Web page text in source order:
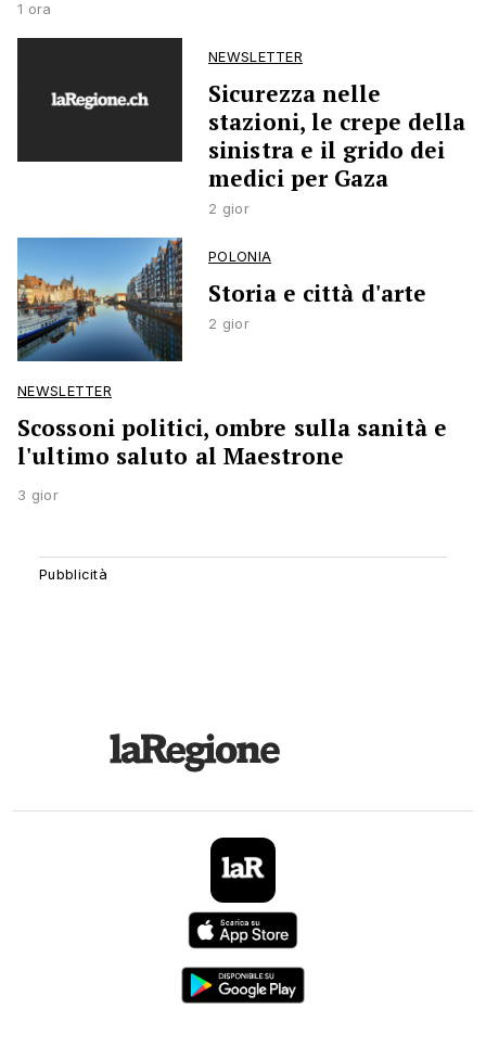
1 ora
NEWSLETTER
Sicurezza nelle
stazioni, le crepe della
sinistra e il grido dei
medici per Gaza
2 gior
POLONIA
Storia e città d'arte
2 gior
NEWSLETTER
Scossoni politici, ombre sulla sanità e
l'ultimo saluto al Maestrone
3 gior